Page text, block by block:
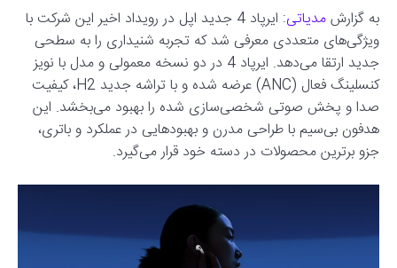
به گزارشمدیاتی
: ایرپاد 4 جدید اپل در رویداد اخیر این شرکت با
ویژگی‌های متعددی معرفی شد که تجربه شنیداری را به سطحی
جدید ارتقا می‌دهد. ایرپاد 4 در دو نسخه معمولی و مدل با نویز
کنسلینگ فعال (ANC) عرضه شده و با تراشه جدید H2، کیفیت
صدا و پخش صوتی شخصی‌سازی شده را بهبود می‌بخشد. این
هدفون بی‌سیم با طراحی مدرن و بهبودهایی در عملکرد و باتری،
جزو برترین محصولات در دسته خود قرار می‌گیرد.